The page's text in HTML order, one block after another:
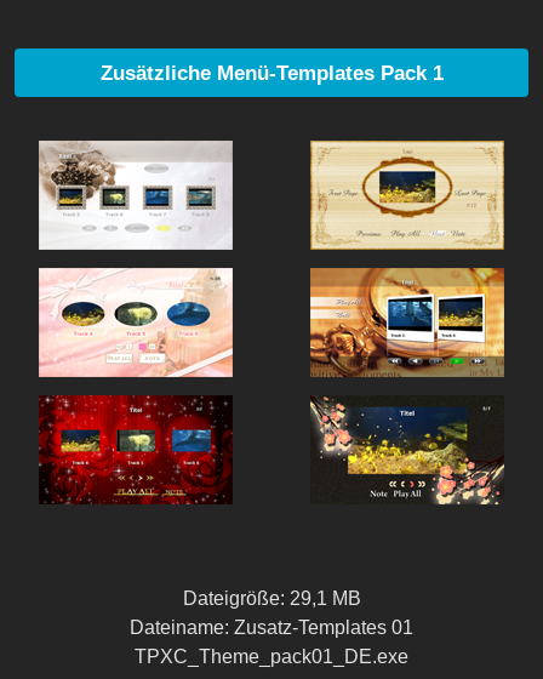
Zusätzliche Menü-Templates Pack 1
Dateigröße: 29,1 MB
Dateiname: Zusatz-Templates 01
TPXC_Theme_pack01_DE.exe